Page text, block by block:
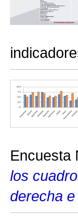
Encuesta
los
derecha